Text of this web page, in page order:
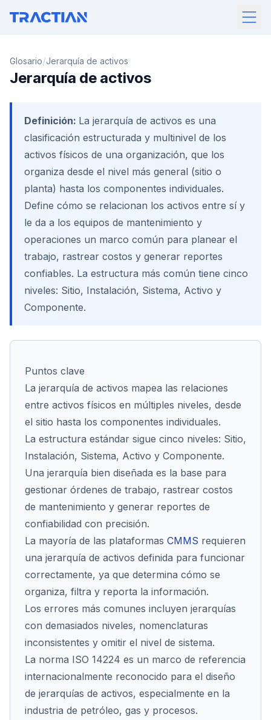
Glosario/Jerarquía de activos
Jerarquía de activos
Definición: La jerarquía de activos es una
clasificación estructurada y multinivel de los
activos físicos de una organización, que los
organiza desde el nivel más general (sitio o
planta) hasta los componentes individuales.
Define cómo se relacionan los activos entre sí y
le da a los equipos de mantenimiento y
operaciones un marco común para planear el
trabajo, rastrear costos y generar reportes
confiables. La estructura más común tiene cinco
niveles: Sitio, Instalación, Sistema, Activo y
Componente.
Puntos clave
La jerarquía de activos mapea las relaciones
entre activos físicos en múltiples niveles, desde
el sitio hasta los componentes individuales.
La estructura estándar sigue cinco niveles: Sitio,
Instalación, Sistema, Activo y Componente.
Una jerarquía bien diseñada es la base para
gestionar órdenes de trabajo, rastrear costos
de mantenimiento y generar reportes de
confiabilidad con precisión.
La mayoría de las plataformas CMMS requieren
una jerarquía de activos definida para funcionar
correctamente, ya que determina cómo se
organiza, filtra y reporta la información.
Los errores más comunes incluyen jerarquías
con demasiados niveles, nomenclaturas
inconsistentes y omitir el nivel de sistema.
La norma ISO 14224 es un marco de referencia
internacionalmente reconocido para el diseño
de jerarquías de activos, especialmente en la
industria de petróleo, gas y procesos.